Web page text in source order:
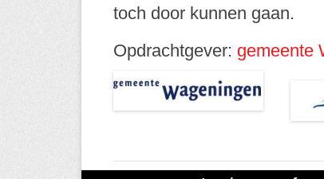
toch door kunnen gaan.
Opdrachtgever: gemeente